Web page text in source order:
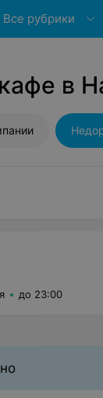
Все рубрики
в
до 23:00